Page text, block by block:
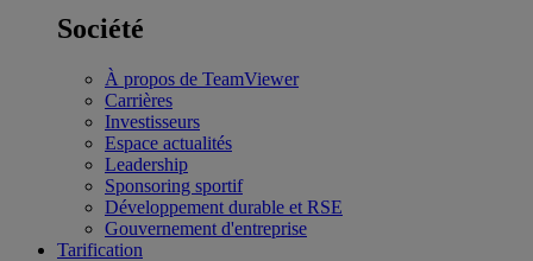
Société
À propos de TeamViewer
Carrières
Investisseurs
Espace actualités
Leadership
Sponsoring sportif
Développement durable et RSE
Gouvernement d'entreprise
Tarification